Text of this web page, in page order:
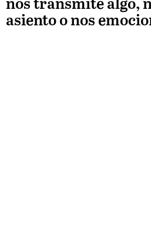
nos transmite algo,
asiento o nos